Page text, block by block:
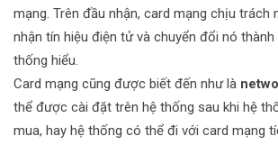
mạng. Trên đầu nhận, card mạng chịu trách
nhận tín hiệu điện tử và chuyển đổi nó thành
thống hiểu.
Card mạng cũng được biết đến như là
thể được cài đặt trên hệ thống sau khi hệ
mua, hay hệ thống có thể đi với card mạng